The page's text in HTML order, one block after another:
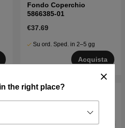
the right place?
Fondo Coperchio
5866385-01
€37.69
Su ord. Sped. in 2–5 gg
Acquista